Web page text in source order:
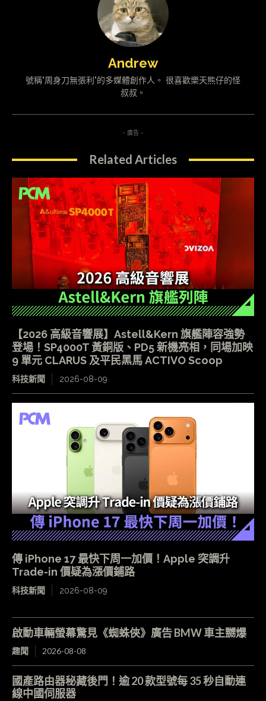
Andrew
號稱"周身刀無張利"的多媒體創作人。 很喜歡樂天熊仔的怪
叔叔。
- 廣告 -
Related Articles
【2026 高級音響展】Astell&Kern 旗艦陣容強勢
登場！SP4000T 黃銅版、PD5 新機亮相，同場加映
9 單元 CLARUS 及平民黑馬 ACTIVO Scoop
科技新聞 2026-08-09
傳 iPhone 17 最快下周一加價！Apple 突調升
Trade-in 價疑為漲價鋪路
科技新聞 2026-08-09
啟動車輛螢幕驚見《蜘蛛俠》廣告 BMW 車主嬲爆
趣聞 2026-08-08
國產路由器秘藏後門！逾 20 款型號每 35 秒自動連
線中國伺服器